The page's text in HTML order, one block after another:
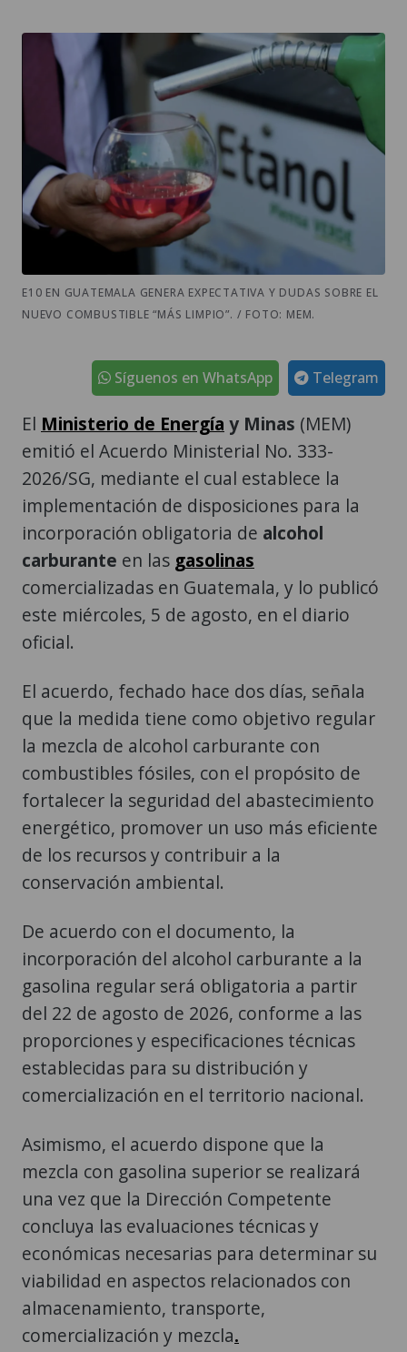
E10 EN GUATEMALA GENERA EXPECTATIVA Y DUDAS SOBRE EL
NUEVO COMBUSTIBLE “MÁS LIMPIO”. / FOTO: MEM.
Telegram
Síguenos en WhatsApp
El Ministerio de Energía y Minas (MEM)
emitió el Acuerdo Ministerial No. 333-
2026/SG, mediante el cual establece la
implementación de disposiciones para la
incorporación obligatoria de alcohol
carburante en las gasolinas
comercializadas en Guatemala, y lo publicó
este miércoles, 5 de agosto, en el diario
oficial.
El acuerdo, fechado hace dos días, señala
que la medida tiene como objetivo regular
la mezcla de alcohol carburante con
combustibles fósiles, con el propósito de
fortalecer la seguridad del abastecimiento
energético, promover un uso más eficiente
de los recursos y contribuir a la
conservación ambiental.
De acuerdo con el documento, la
incorporación del alcohol carburante a la
gasolina regular será obligatoria a partir
del 22 de agosto de 2026, conforme a las
proporciones y especificaciones técnicas
establecidas para su distribución y
comercialización en el territorio nacional.
Asimismo, el acuerdo dispone que la
mezcla con gasolina superior se realizará
una vez que la Dirección Competente
concluya las evaluaciones técnicas y
económicas necesarias para determinar su
viabilidad en aspectos relacionados con
almacenamiento, transporte,
comercialización y mezcla.